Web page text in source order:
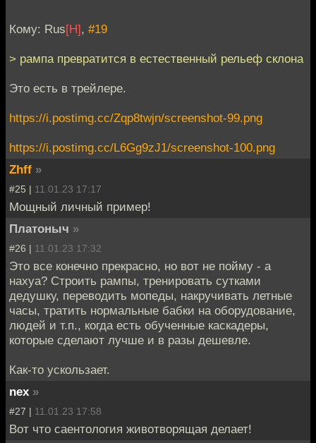
Кому: Rus[H], #19
> рампа превратится в естественный рельеф склона
Это есть в трейлере.
https://i.postimg.cc/Zqp8twjn/screenshot-99.png
https://i.postimg.cc/L6Gg9zJ1/screenshot-100.png
Zhff »
#25 | 11.01.23 17:17
Мощный личный пример!
Платоныч »
#26 | 11.01.23 17:32
Это все конечно прекрасно, но вот не пойму - а
нахуа? Строить рампы, тренировать сутками
дедушку, переводить мопеды, накручивать летные
часы, тратить нормальные бабки на оборудование,
людей и т.п., когда есть обученные каскадеры,
которые сделают лучше и в разы дешевле.
Как-то ускользает.
nex »
#27 | 11.01.23 17:58
Вот что саентология животворящая делает!